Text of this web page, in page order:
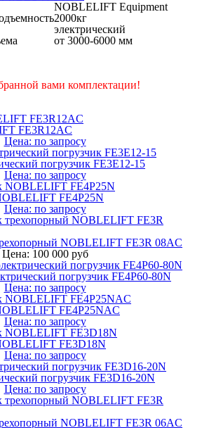
NOBLELIFT Equipment
2000кг
электрический
от 3000-6000 мм
вами комплектации!
FE3R12AC
Цена: по запросу
погрузчик FE3E12-15
Цена: по запросу
FE4P25N
Цена: по запросу
NOBLELIFT FE3R 08AC
Цена: 100 000 руб
погрузчик FE4P60-80N
Цена: по запросу
FE4P25NAC
Цена: по запросу
FE3D18N
Цена: по запросу
погрузчик FE3D16-20N
Цена: по запросу
NOBLELIFT FE3R 06AC